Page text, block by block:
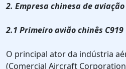
2. Empresa chinesa de aviação
2.1 Primeiro avião chinês C919
O principal ator da indústria
(Comercial Aircraft